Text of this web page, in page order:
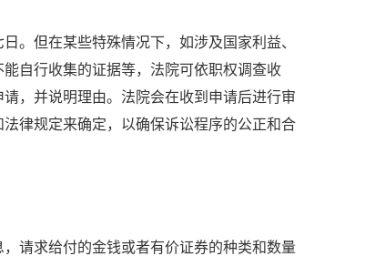
。但在某些特殊情况下，如涉及国家利益、
自行收集的证据等，法院可依职权调查收
，并说明理由。法院会在收到申请后进行审
律规定来确定，以确保诉讼程序的公正和合
请求给付的金钱或者有价证券的种类和数量